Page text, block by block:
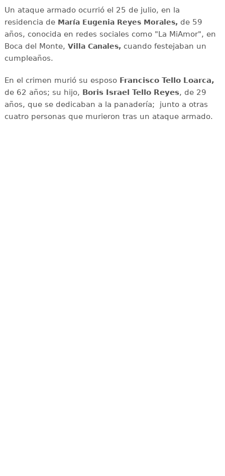
Un ataque armado ocurrió el 25 de julio, en la
residencia de María Eugenia Reyes Morales, de 59
años, conocida en redes sociales como "La MiAmor", en
Boca del Monte, Villa Canales, cuando festejaban un
cumpleaños.
En el crimen murió su esposoFrancisco Tello Loarca,
de 62 años; su hijo, Boris Israel Tello Reyes, de 29
años, que se dedicaban a la panadería; junto a otras
cuatro personas que murieron tras un ataque armado.